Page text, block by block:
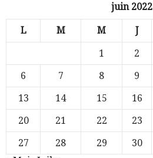
juin 2022
L M M J
1 2
6
7 8 9
13
14 15 16
20
21 22 23
27
28 29
30